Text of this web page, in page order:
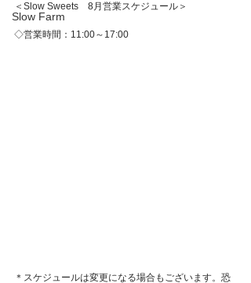
Slow Farm
＜Slow Sweets　8月営業スケジュール＞
◇営業時間：11:00～17:00
＊スケジュールは変更になる場合もございます。恐